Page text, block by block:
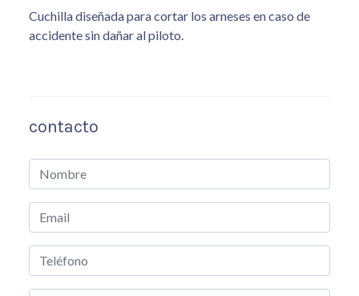
Cuchilla diseñada para cortar los arneses en caso de
accidente sin dañar al piloto.
contacto